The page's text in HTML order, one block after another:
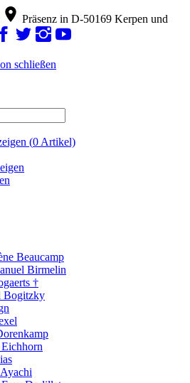
Präsenz in D-50169 Kerpen und
schließen
(0 Artikel)
Beaucamp
Birmelin
†
Bogitzky